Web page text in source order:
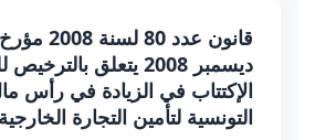
ديسمبر 2008 يتعلق
الإكتتاب في الزيادة في رأس
التونسية لتأمين التجارة الخارجية